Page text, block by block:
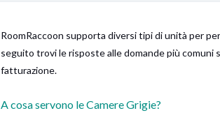
RoomRaccoon supporta diversi tipi di unità per
seguito trovi le risposte alle domande più comuni
fatturazione.
A cosa servono le Camere Grigie?